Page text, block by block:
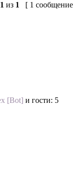
1 из 1 [ 1 сообщение
[Bot] и гости: 5